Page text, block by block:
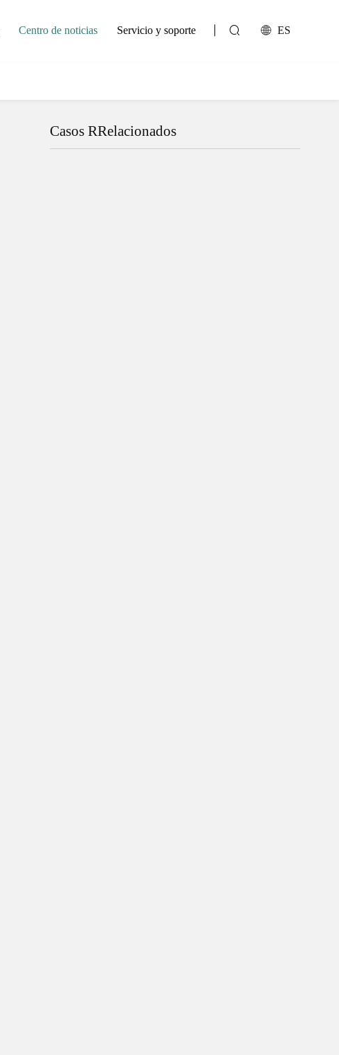
Centro de noticias Servicio y soporte ES
Casos RRelacionados